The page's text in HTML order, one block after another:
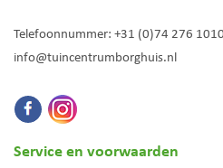
Telefoonnummer: +31 (0)74 276 1010
info@tuincentrumborghuis.nl
Service en voorwaarden